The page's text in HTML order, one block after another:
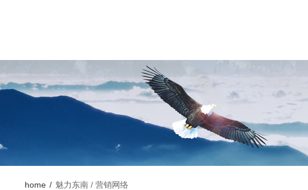
home / 魅力东南 / 营销网络